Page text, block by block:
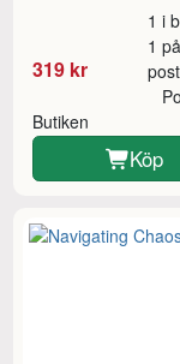
319 kr
1 i
1 på
Butiken
Köp